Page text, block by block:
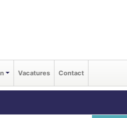
Vacatures Contact